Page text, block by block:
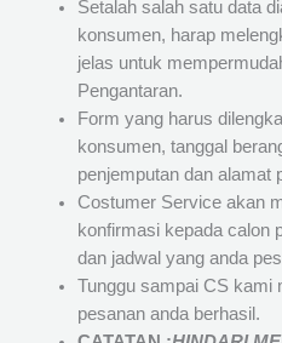
Setalah salah satu data
konsumen, harap
jelas untuk
Pengantaran.
Form yang harus
konsumen, tanggal
penjemputan dan alamat
Costumer Service akan
konfirmasi kepada calon
dan jadwal yang anda
Tunggu sampai CS kami
pesanan anda berhasil.